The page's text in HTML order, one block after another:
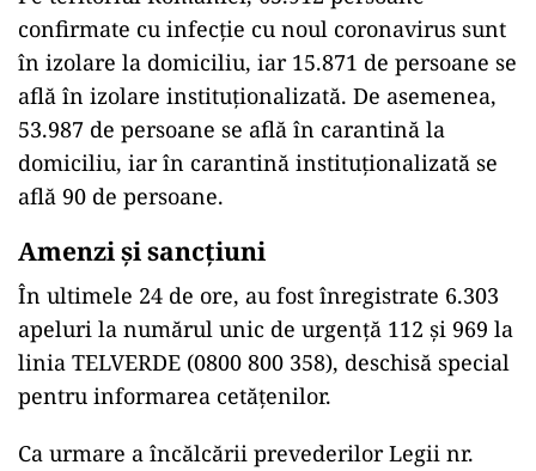
confirmate cu infecție cu noul coronavirus sunt
în izolare la domiciliu, iar 15.871 de persoane se
află în izolare instituționalizată. De asemenea,
53.987 de persoane se află în carantină la
domiciliu, iar în carantină instituționalizată se
află 90 de persoane.
Amenzi și sancțiuni
În ultimele 24 de ore, au fost înregistrate 6.303
apeluri la numărul unic de urgență 112 și 969 la
linia TELVERDE (0800 800 358), deschisă special
pentru informarea cetățenilor.
Ca urmare a încălcării prevederilor Legii nr.